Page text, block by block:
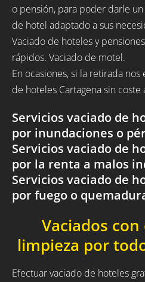
o pensión, para poder darle
de hotel adaptado a sus
Vaciado de hoteles y
rápidos. Vaciado de motel.
En ocasiones, si la retirada nos
de hoteles Cartagena sin coste
Servicios vaciado de
por inundaciones o
Servicios vaciado de
por la renta a malos
Servicios vaciado de
por fuego o
Vaciados
limpieza por
Efectuar vaciado de hoteles